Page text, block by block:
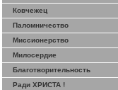
Ковчежец
Паломничество
Миссионерство
Милосердие
Благотворительность
Ради ХРИСТА !